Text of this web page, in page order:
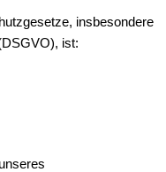
insbesondere
ist: